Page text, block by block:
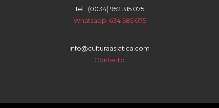
Tel.: (0034) 952 315 075
Whatsapp: 634 585 075
info@culturaasiatica.com
Contacto